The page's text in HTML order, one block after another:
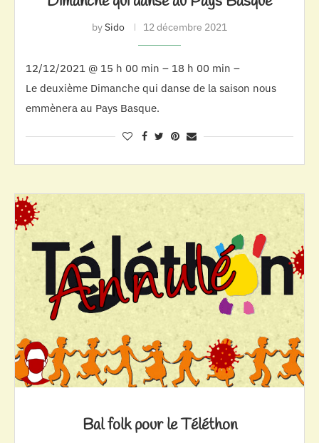
bySido 12 décembre 2021
12/12/2021 @ 15 h 00 min – 18 h 00 min –
Le deuxième Dimanche qui danse de la saison nous
emmènera au Pays Basque.
Bal folk pour le Téléthon